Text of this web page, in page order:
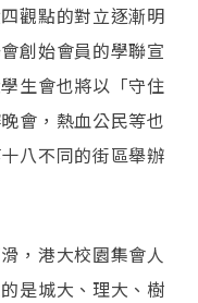
觀點的對立逐漸明
創始會員的學聯宣
生會也將以「守住
會，熱血公民等也
八不同的街區舉辦
，港大校園集會人
是城大、理大、樹